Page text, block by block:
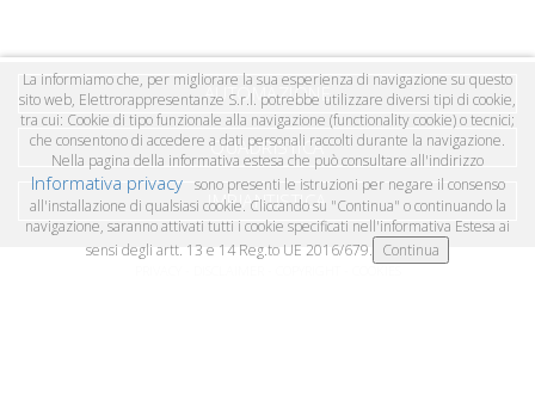
AUTOMAZIONE
QUADRISTICA
IMPIANTISTICA
La informiamo che, per migliorare la sua esperienza di navigazione su questo
sito web, Elettrorappresentanze S.r.l. potrebbe utilizzare diversi tipi di cookie,
tra cui: Cookie di tipo funzionale alla navigazione (functionality cookie) o tecnici;
che consentono di accedere a dati personali raccolti durante la navigazione.
Nella pagina della informativa estesa che può consultare all'indirizzo
Informativa privacy sono presenti le istruzioni per negare il consenso
all'installazione di qualsiasi cookie. Cliccando su "Continua" o continuando la
navigazione, saranno attivati tutti i cookie specificati nell'informativa Estesa ai
sensi degli artt. 13 e 14 Reg.to UE 2016/679.